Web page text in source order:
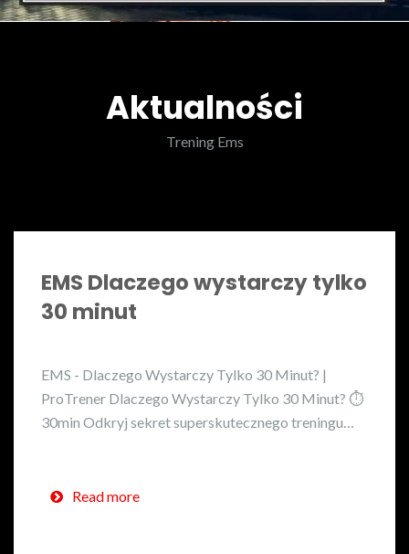
Aktualności
Trening Ems
EMS Dlaczego wystarczy tylko
30 minut
EMS - Dlaczego Wystarczy Tylko 30 Minut? |
ProTrener Dlaczego Wystarczy Tylko 30 Minut? ⏱️
30min Odkryj sekret superskutecznego treningu…
Read more